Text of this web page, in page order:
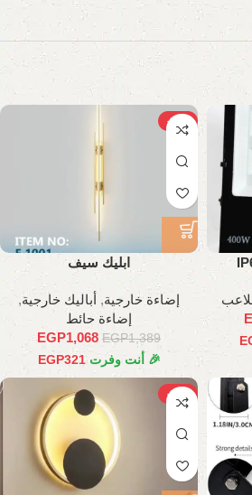
-23%
ابليك سيف
إضاءة خارجية, أباليك خارجية,
إضاءة حائط
EGP1,389
EGP1,068
🎉 أنت وفرت EGP321
-26%